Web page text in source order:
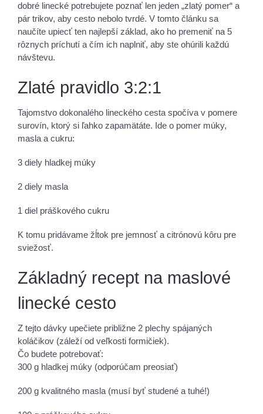
dobré linecké potrebujete poznať len jeden „zlatý pomer“ a
pár trikov, aby cesto nebolo tvrdé. V tomto článku sa
naučíte upiecť ten najlepší základ, ako ho premeniť na 5
rôznych príchutí a čím ich naplniť, aby ste ohúrili každú
návštevu.
Zlaté pravidlo 3:2:1
Tajomstvo dokonalého lineckého cesta spočíva v pomere
surovín, ktorý si ľahko zapamätáte. Ide o pomer múky,
masla a cukru:
3 diely hladkej múky
2 diely masla
1 diel práškového cukru
K tomu pridávame žĺtok pre jemnosť a citrónovú kôru pre
sviežosť.
Základný recept na maslové
linecké cesto
Z tejto dávky upečiete približne 2 plechy spájaných
koláčikov (záleží od veľkosti formičiek).
Čo budete potrebovať:
300 g hladkej múky (odporúčam preosiať)
200 g kvalitného masla (musí byť studené a tuhé!)